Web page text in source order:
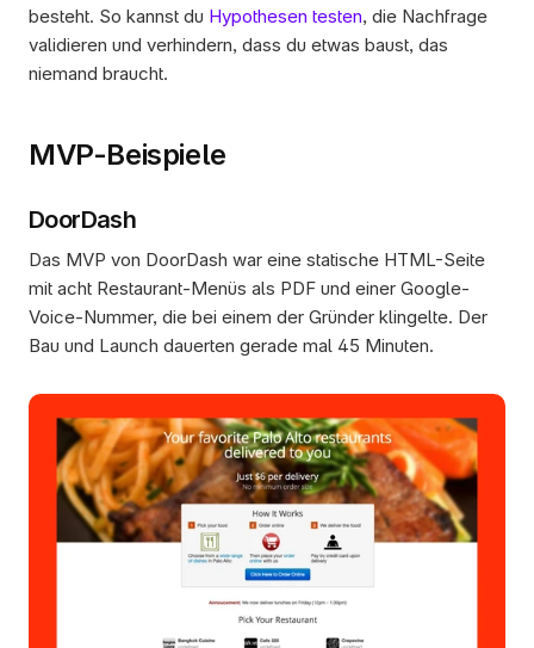
besteht. So kannst du Hypothesen testen, die Nachfrage
validieren und verhindern, dass du etwas baust, das
niemand braucht.
MVP-Beispiele
DoorDash
Das MVP von DoorDash war eine statische HTML-Seite
mit acht Restaurant-Menüs als PDF und einer Google-
Voice-Nummer, die bei einem der Gründer klingelte. Der
Bau und Launch dauerten gerade mal 45 Minuten.